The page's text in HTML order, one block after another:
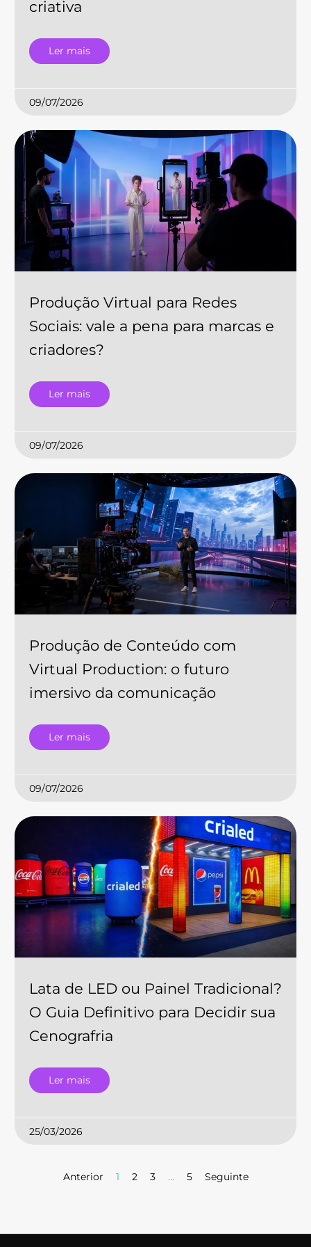
criativa
Ler mais
09/07/2026
Produção Virtual para Redes
Sociais: vale a pena para marcas e
criadores?
Ler mais
09/07/2026
Produção de Conteúdo com
Virtual Production: o futuro
imersivo da comunicação
Ler mais
09/07/2026
Lata de LED ou Painel Tradicional?
O Guia Definitivo para Decidir sua
Cenografria
Ler mais
25/03/2026
Anterior 1 2 3 … 5 Seguinte